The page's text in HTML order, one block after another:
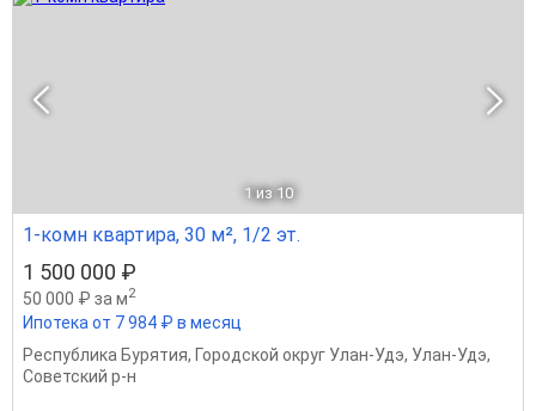
1 из 10
1-комн квартира, 30 м², 1/2 эт.
1 500 000 ₽
50 000 ₽ за м2
Ипотека от 7 984 ₽ в месяц
Республика Бурятия, Городской округ Улан-Удэ, Улан-Удэ,
Советский р-н